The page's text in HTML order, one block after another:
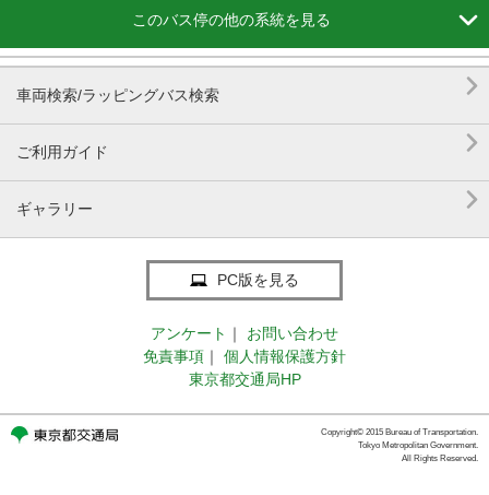
このバス停の他の系統を見る 
車両検索/ラッピングバス検索 
ご利用ガイド 
ギャラリー 
PC版を見る
アンケート ｜
お問い合わせ
免責事項 ｜
個人情報保護方針
東京都交通局HP
Copyright© 2015 Bureau of Transportation.
Tokyo Metropolitan Government.
All Rights Reserved.